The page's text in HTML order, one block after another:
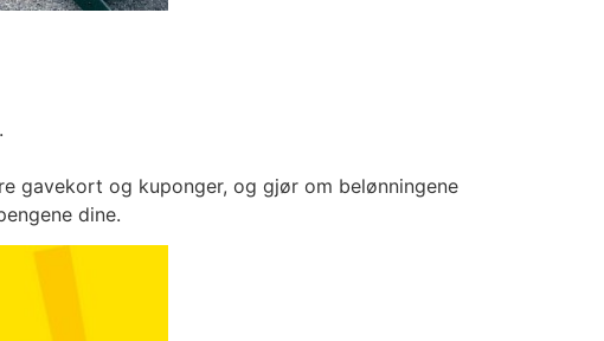
gavekort og kuponger, og gjør om belønningene
dine.